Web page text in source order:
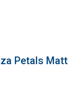
Petals Matt